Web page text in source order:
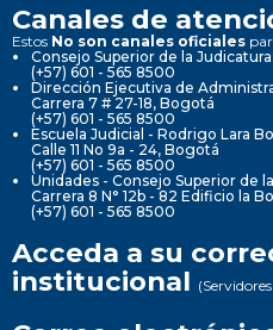
Canales de
Estos No son canales oficiales
Consejo Superior de la Judicatura:
(+57) 601 - 565 8500
Dirección Ejecutiva de
Carrera 7 # 27-18, Bogotá
(+57) 601 - 565 8500
Escuela Judicial - Rodrigo Lara
Calle 11 No 9a - 24, Bogotá
(+57) 601 - 565 8500
Unidades - Consejo Superior de
Carrera 8 N° 12b - 82 Edificio la
(+57) 601 - 565 8500
Acceda a su
institucional